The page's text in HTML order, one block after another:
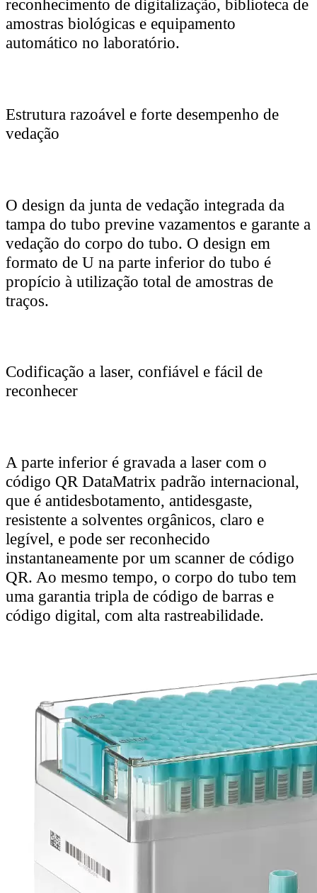
reconhecimento de digitalização, biblioteca de
amostras biológicas e equipamento
automático no laboratório.
Estrutura razoável e forte desempenho de
vedação
O design da junta de vedação integrada da
tampa do tubo previne vazamentos e garante a
vedação do corpo do tubo. O design em
formato de U na parte inferior do tubo é
propício à utilização total de amostras de
traços.
Codificação a laser, confiável e fácil de
reconhecer
A parte inferior é gravada a laser com o
código QR DataMatrix padrão internacional,
que é antidesbotamento, antidesgaste,
resistente a solventes orgânicos, claro e
legível, e pode ser reconhecido
instantaneamente por um scanner de código
QR. Ao mesmo tempo, o corpo do tubo tem
uma garantia tripla de código de barras e
código digital, com alta rastreabilidade.